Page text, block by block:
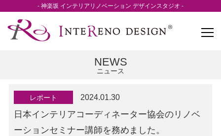
- 神楽坂 インテリアリノベーション デザインスタジオ -
NEWS
ニュース
レポート 2024.01.30
日本インテリアコーディネーター協会のリノベ
ーションセミナー講師を務めました。